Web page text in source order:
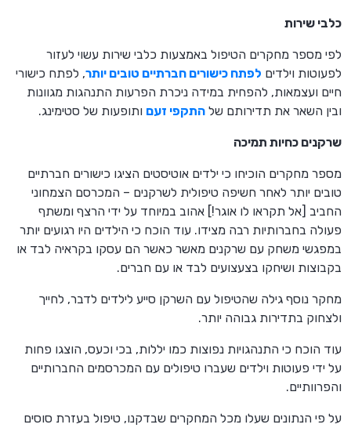
כלבי שירות
לפי מספר מחקרים הטיפול באמצעות כלבי שירות עשוי לעזור
לפעוטות וילדים לפתח כישורים חברתיים טובים יותר, לפתח כישורי
חיים ועצמאות, להפחית במידה ניכרת הפרעות התנהגות מגוונות
ובין השאר את תדירותם של התקפי זעם ותופעות של סטימינג.
שרקנים כחיות תמיכה
מספר מחקרים הוכיחו כי ילדים אוטיסטים הציגו כישורים חברתיים
טובים יותר לאחר חשיפה טיפולית לשרקנים – המכרסם הצמחוני
החביב [אל תקראו לו אוגר!] אהוב במיוחד על ידי הרצף ומשתף
פעולה בחברותיות רבה מצידו. עוד הוכח כי הילדים היו רגועים יותר
במפגשי משחק עם שרקנים מאשר כאשר הם עסקו בקראיה לבד או
בקבוצות ושיחקו בצעצועים לבד או עם חברים.
מחקר נוסף גילה שהטיפול עם השרקן סייע לילדים לדבר, לחייך
ולצחוק בתדירות גבוהה יותר.
עוד הוכח כי התנהגויות נפוצות כמו יללות, בכי וכעס, הוצגו פחות
על ידי פעוטות וילדים שעברו טיפולים עם המכרסמים החברותיים
והפרוותיים.
על פי הנתונים שעלו מכל המחקרים שבדקנו, טיפול בעזרת סוסים